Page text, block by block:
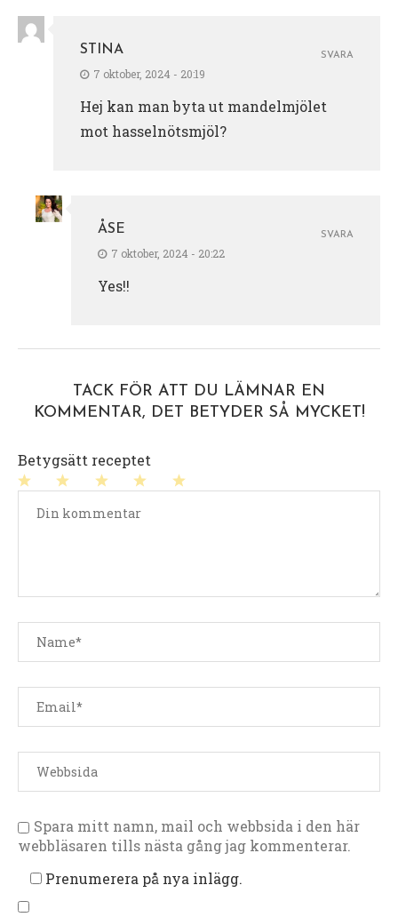
STINA
7 oktober, 2024 - 20:19
Hej kan man byta ut mandelmjölet
mot hasselnötsmjöl?
SVARA
ÅSE
7 oktober, 2024 - 20:22
Yes!!
SVARA
TACK FÖR ATT DU LÄMNAR EN
KOMMENTAR, DET BETYDER SÅ MYCKET!
Betygsätt receptet
stjärnor
stjärnor
stjärnor
stjärna
Spara mitt namn, mail och webbsida i den här
webbläsaren tills nästa gång jag kommenterar.
Prenumerera på nya inlägg.